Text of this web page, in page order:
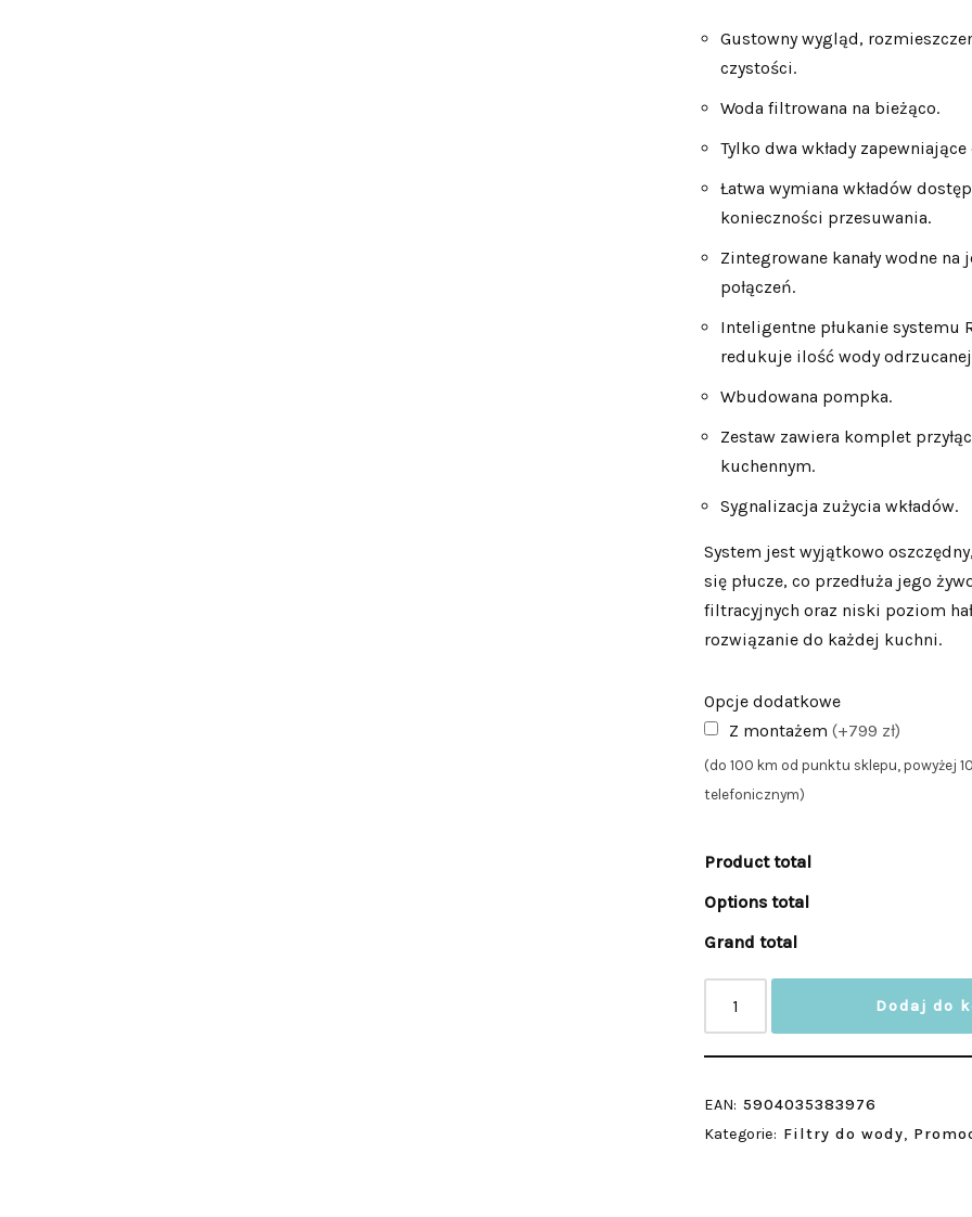
Gustowny wygląd,
czystości.
Woda filtrowana na bieżąco.
Tylko dwa wkłady
Łatwa wymiana wkładów
konieczności przesuwania.
Zintegrowane kanały wodne
połączeń.
Inteligentne płukanie systemu
redukuje ilość wody
Wbudowana pompka.
Zestaw zawiera komplet
kuchennym.
Sygnalizacja zużycia wkładów.
System jest wyjątkowo
się płucze, co przedłuża jego
filtracyjnych oraz niski poziom
rozwiązanie do każdej kuchni.
Opcje dodatkowe
Z montażem(+799 zł)
(do 100 km od punktu sklepu, powyżej
telefonicznym)
Product total
Options total
Grand total
Dodaj do
EAN: 5904035383976
Kategorie: Filtry do wody,